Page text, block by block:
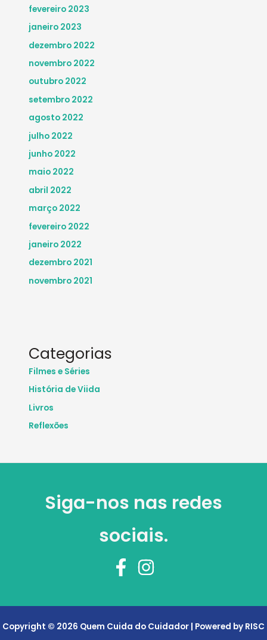
fevereiro 2023
janeiro 2023
dezembro 2022
novembro 2022
outubro 2022
setembro 2022
agosto 2022
julho 2022
junho 2022
maio 2022
abril 2022
março 2022
fevereiro 2022
janeiro 2022
dezembro 2021
novembro 2021
Categorias
Filmes e Séries
História de Viida
Livros
Reflexões
Siga-nos nas redes
sociais.
Copyright © 2026 Quem Cuida do Cuidador | Powered by RISC